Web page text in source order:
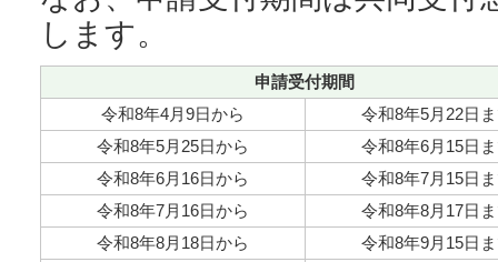
します。
申請受付期間
令和8年4月9日から
令和8年5月22日
令和8年5月25日から
令和8年6月15日
令和8年6月16日から
令和8年7月15日
令和8年7月16日から
令和8年8月17日
令和8年8月18日から
令和8年9月15日